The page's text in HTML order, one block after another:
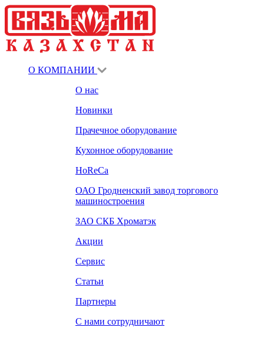
О КОМПАНИИ
О нас
Новинки
Прачечное оборудование
Кухонное оборудование
HoReCa
ОАО Гродненский завод торгового
машиностроения
ЗАО СКБ Хроматэк
Акции
Сервис
Статьи
Партнеры
С нами сотрудничают